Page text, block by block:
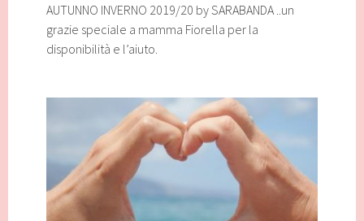
AUTUNNO INVERNO 2019/20 by SARABANDA ..un
grazie speciale a mamma Fiorella per la
disponibilità e l’aiuto.